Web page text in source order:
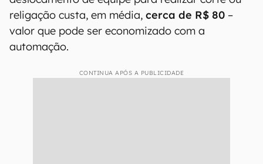
como rádio e satélite, garantindo comunicação
em tempo real e alta confiabilidade.